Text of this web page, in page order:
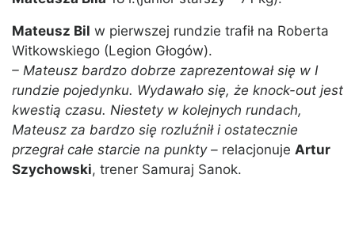
Mateusz Bil w pierwszej rundzie trafił na Roberta
Witkowskiego (Legion Głogów).
– Mateusz bardzo dobrze zaprezentował się w I
rundzie pojedynku. Wydawało się, że knock-out jest
kwestią czasu. Niestety w kolejnych rundach,
Mateusz za bardzo się rozluźnił i ostatecznie
przegrał całe starcie na punkty – relacjonuje Artur
Szychowski, trener Samuraj Sanok.